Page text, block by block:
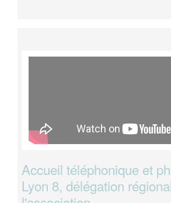
Accueil téléphonique et
Lyon 8, délégation